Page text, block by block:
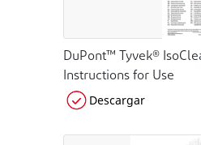
DuPont™ Tyvek®
Instructions for Use
Descargar